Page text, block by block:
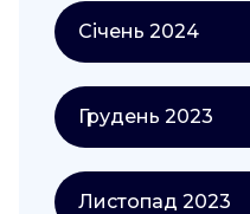
Січень 2024
Грудень 2023
Листопад 2023